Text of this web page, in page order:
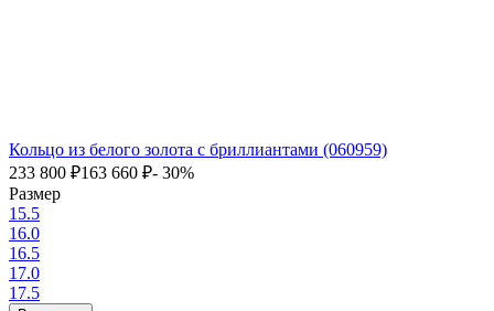
Кольцо из белого золота с бриллиантами (060959)
233 800 ₽163 660 ₽- 30%
Размер
15.5
16.0
16.5
17.0
17.5